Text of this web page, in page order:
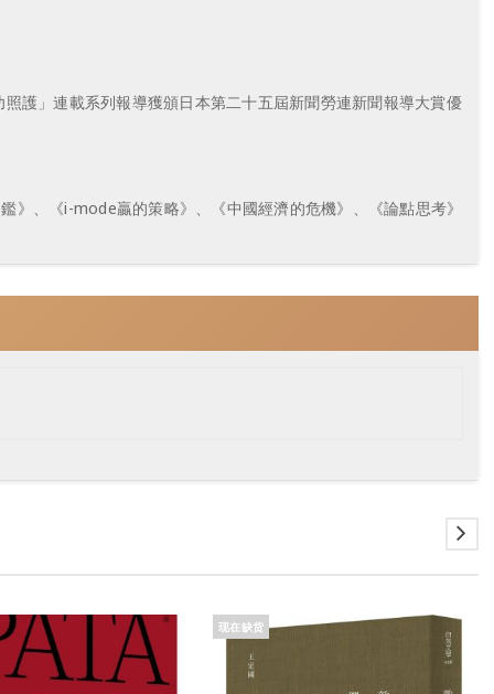
」連載系列報導獲頒日本第二十五屆新聞勞連新聞報導大賞優
、《i-mode贏的策略》、《中國經濟的危機》、《論點思考》
现在缺货